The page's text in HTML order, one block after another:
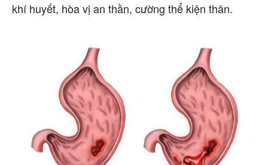
khí huyết, hòa vị an thần, cường thể kiện thân.